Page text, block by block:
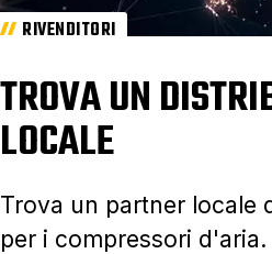
RIVENDITORI
TROVA UN
LOCALE
Trova un partner locale
per i compressori